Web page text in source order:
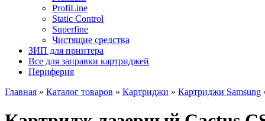
ProfiLine
Static Control
Superfine
Чистящие средства
ЗИП для принтера
Все для заправки картриджей
Периферия
Главная » Каталог товаров » Картриджи » Картриджи Samsung